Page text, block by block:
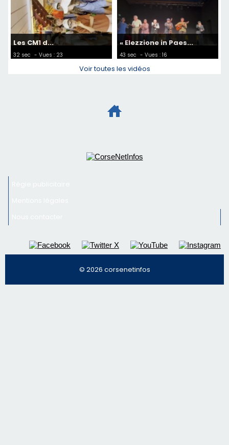
Les CM1 d...
32 sec - Vues : 23
« Elezzione in Paes...
43 sec - Vues : 16
Voir toutes les vidéos
© 2026 corsenetinfos